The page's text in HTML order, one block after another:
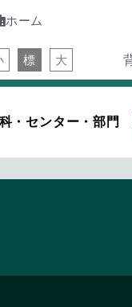
ホーム
標 大
・センター・部門